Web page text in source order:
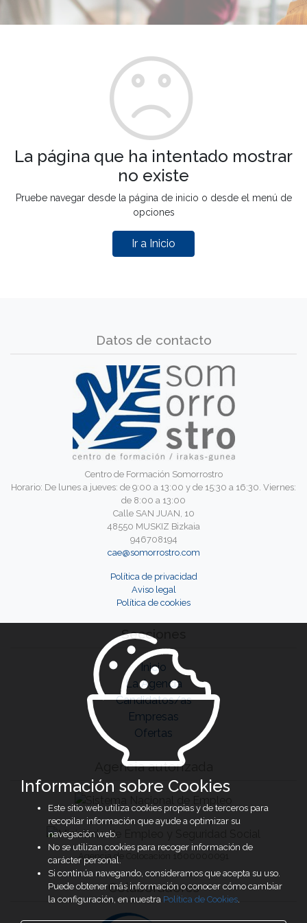
La página que ha intentado mostrar
no existe
Pruebe navegar desde la página de inicio o desde el menú de
opciones
Ir a Inicio
Datos de contacto
Centro de Formación Somorrostro
Horario: De lunes a jueves: de 9:00 a 13:00 y de 15:30 a 16:30. Viernes:
de 8:00 a 13:00
Calle SAN JUAN, 10
48550 MUSKIZ Bizkaia
946708194
cae@somorrostro.com
Política de privacidad
Aviso legal
Política de cookies
Secciones
Inicio
La Agencia
Candidatos/as
Empresas
Ofertas
Agencia autorizada
Agencia de Colocación 1600000091
Colaboradores
Información sobre Cookies
Este sitio web utiliza cookies propias y de terceros para
recopilar información que ayude a optimizar su
navegación web.
No se utilizan cookies para recoger información de
carácter personal.
Si continúa navegando, consideramos que acepta su uso.
Puede obtener más información o conocer cómo cambiar
la configuración, en nuestra Política de Cookies.